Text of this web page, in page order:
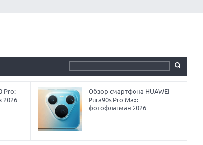
Pro:
2026
Обзор смартфона HUAWEI
Pura90s Pro Max:
фотофлагман 2026